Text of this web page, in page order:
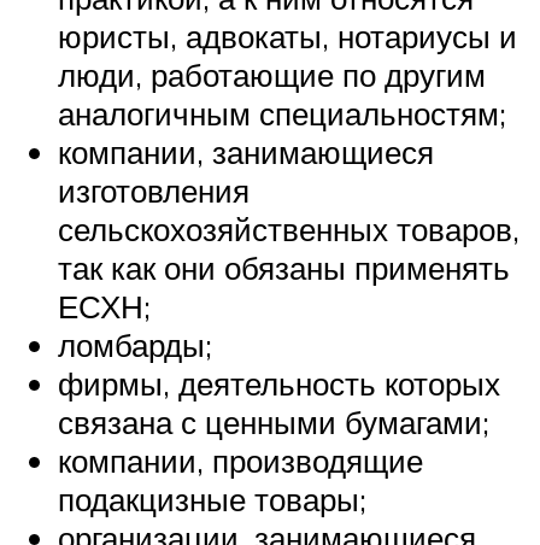
юристы, адвокаты, нотариусы и
люди, работающие по другим
аналогичным специальностям;
компании, занимающиеся
изготовления
сельскохозяйственных товаров,
так как они обязаны применять
ЕСХН;
ломбарды;
фирмы, деятельность которых
связана с ценными бумагами;
компании, производящие
подакцизные товары;